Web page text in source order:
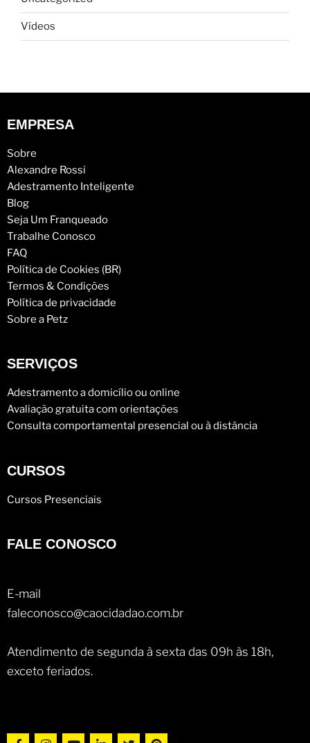
Vídeos
EMPRESA
Sobre
Alexandre Rossi
Adestramento Inteligente
Blog
Seja Um Franqueado
Trabalhe Conosco
FAQ
Política de Cookies (BR)
Termos & Condições
Política de privacidade
Sobre a Petz
SERVIÇOS
Adestramento a domicílio ou online
Avaliação gratuita com orientações
Consulta comportamental presencial ou à distância
CURSOS
Cursos Presenciais
FALE CONOSCO
E-mail
faleconosco@caocidadao.com.br
Atendimento de segunda à sexta das 09h às 18h,
exceto feriados.